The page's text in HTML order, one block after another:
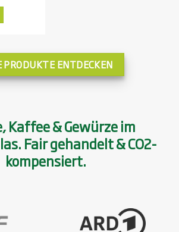
PRODUKTE ENTDECKEN
Kaffee & Gewürze im
Fair gehandelt & CO2-
kompensiert.